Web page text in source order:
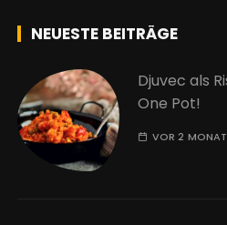
NEUESTE BEITRÄGE
Djuvec als
One Pot!
VOR 2